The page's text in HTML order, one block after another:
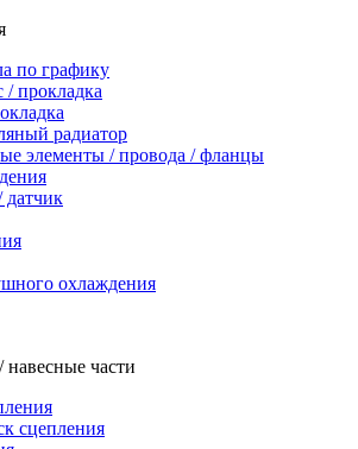
по графику
/ прокладка
радиатор
элементы / провода / фланцы
датчик
охлаждения
части
сцепления